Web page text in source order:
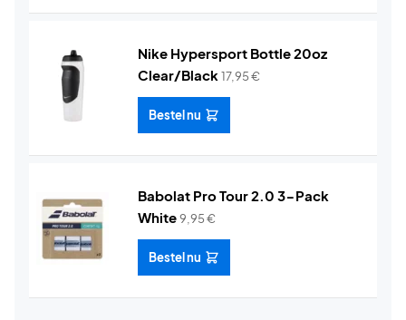
Nike Hypersport Bottle 20oz
Clear/Black17,95€
Bestel nu
Babolat Pro Tour 2.0 3-Pack
White9,95€
Bestel nu